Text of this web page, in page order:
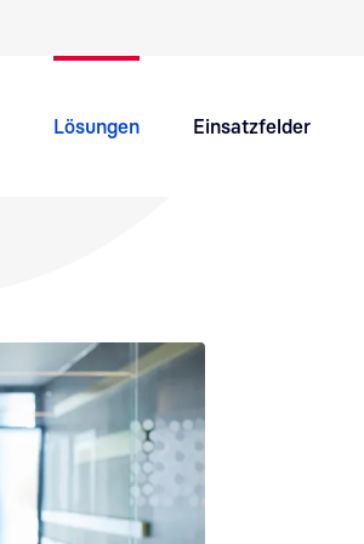
Schnellnavigation Hauptthemen
Lösungen Einsatzfelder